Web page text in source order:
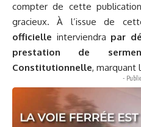
compter de cette
gracieux. À l’issue de
officielle interviendra par
prestation de
Constitutionnelle, marquant
-